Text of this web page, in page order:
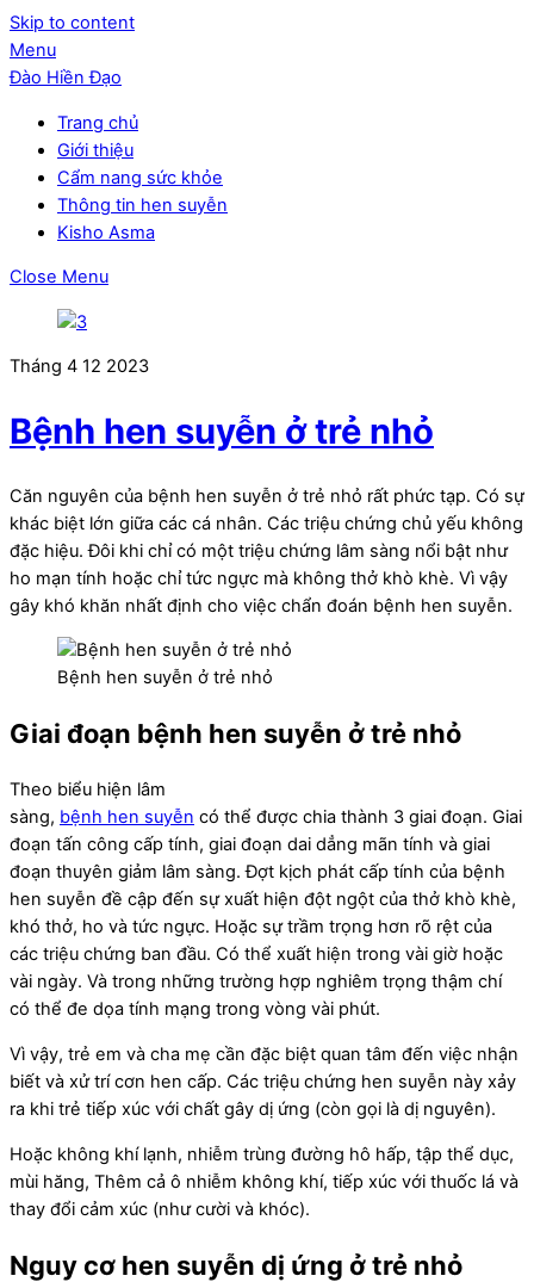
Skip to content
Menu
Đào Hiền Đạo
Trang chủ
Giới thiệu
Cẩm nang sức khỏe
Thông tin hen suyễn
Kisho Asma
Close Menu
Tháng 4 12 2023
Bệnh hen suyễn ở trẻ nhỏ
Căn nguyên của bệnh hen suyễn ở trẻ nhỏ rất phức tạp. Có sự
khác biệt lớn giữa các cá nhân. Các triệu chứng chủ yếu không
đặc hiệu. Đôi khi chỉ có một triệu chứng lâm sàng nổi bật như
ho mạn tính hoặc chỉ tức ngực mà không thở khò khè. Vì vậy
gây khó khăn nhất định cho việc chẩn đoán bệnh hen suyễn.
Bệnh hen suyễn ở trẻ nhỏ
Giai đoạn bệnh hen suyễn ở trẻ nhỏ
Theo biểu hiện lâm
sàng, bệnh hen suyễn có thể được chia thành 3 giai đoạn. Giai
đoạn tấn công cấp tính, giai đoạn dai dẳng mãn tính và giai
đoạn thuyên giảm lâm sàng. Đợt kịch phát cấp tính của bệnh
hen suyễn đề cập đến sự xuất hiện đột ngột của thở khò khè,
khó thở, ho và tức ngực. Hoặc sự trầm trọng hơn rõ rệt của
các triệu chứng ban đầu. Có thể xuất hiện trong vài giờ hoặc
vài ngày. Và trong những trường hợp nghiêm trọng thậm chí
có thể đe dọa tính mạng trong vòng vài phút.
Vì vậy, trẻ em và cha mẹ cần đặc biệt quan tâm đến việc nhận
biết và xử trí cơn hen cấp. Các triệu chứng hen suyễn này xảy
ra khi trẻ tiếp xúc với chất gây dị ứng (còn gọi là dị nguyên).
Hoặc không khí lạnh, nhiễm trùng đường hô hấp, tập thể dục,
mùi hăng, Thêm cả ô nhiễm không khí, tiếp xúc với thuốc lá và
thay đổi cảm xúc (như cười và khóc).
Nguy cơ hen suyễn dị ứng ở trẻ nhỏ